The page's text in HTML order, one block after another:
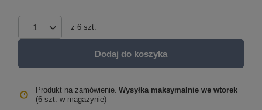
z 6 szt.
Dodaj do koszyka
Produkt na zamówienie Wysyłka maksymalnie we wtorek
(6 szt. w magazynie)